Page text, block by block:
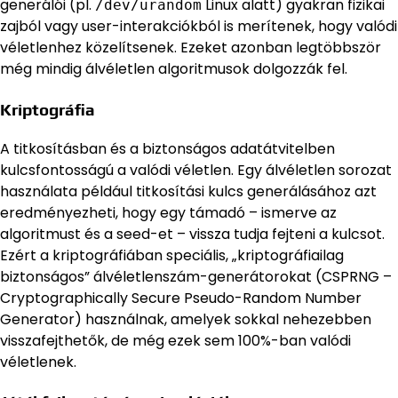
generálói (pl. /dev/urandom Linux alatt) gyakran fizikai
zajból vagy user-interakciókból is merítenek, hogy valódi
véletlenhez közelítsenek. Ezeket azonban legtöbbször
még mindig álvéletlen algoritmusok dolgozzák fel.
Kriptográfia
A titkosításban és a biztonságos adatátvitelben
kulcsfontosságú a valódi véletlen. Egy álvéletlen sorozat
használata például titkosítási kulcs generálásához azt
eredményezheti, hogy egy támadó – ismerve az
algoritmust és a seed-et – vissza tudja fejteni a kulcsot.
Ezért a kriptográfiában speciális, „kriptográfiailag
biztonságos” álvéletlenszám-generátorokat (CSPRNG –
Cryptographically Secure Pseudo-Random Number
Generator) használnak, amelyek sokkal nehezebben
visszafejthetők, de még ezek sem 100%-ban valódi
véletlenek.